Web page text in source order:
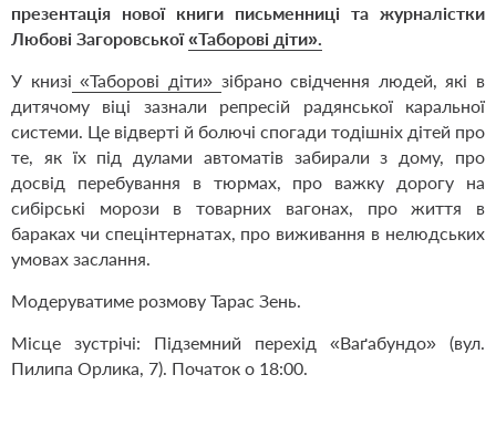
презентація нової книги письменниці та журналістки
Любові Загоровської«Таборові діти».
У книзі «Таборові діти» зібрано свідчення людей, які в
дитячому віці зазнали репресій радянської каральної
системи. Це відверті й болючі спогади тодішніх дітей про
те, як їх під дулами автоматів забирали з дому, про
досвід перебування в тюрмах, про важку дорогу на
сибірські морози в товарних вагонах, про життя в
бараках чи спецінтернатах, про виживання в нелюдських
умовах заслання.
Модеруватиме розмову Тарас Зень.
Місце зустрічі: Підземний перехід «Ваґабундо» (вул.
Пилипа Орлика, 7). Початок о 18:00.